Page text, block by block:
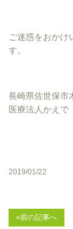
ご迷惑をおかけ
す。
長崎県佐世保市
医療法人かえ
2019/01/22
«前の記事へ